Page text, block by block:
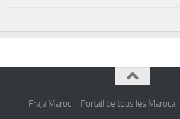
Fraja Maroc – Portail de tous les